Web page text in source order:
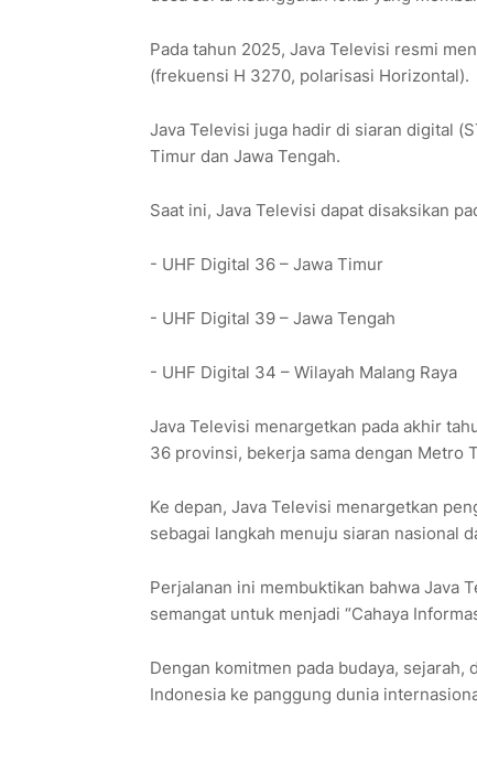
Pada tahun 2025, Java Televisi resmi
(frekuensi H 3270, polarisasi Horizontal).
Java Televisi juga hadir di siaran digital
Timur dan Jawa Tengah.
Saat ini, Java Televisi dapat disaksikan
- UHF Digital 36 – Jawa Timur
- UHF Digital 39 – Jawa Tengah
- UHF Digital 34 – Wilayah Malang Raya
Java Televisi menargetkan pada akhir
36 provinsi, bekerja sama dengan Metro
Ke depan, Java Televisi menargetkan
sebagai langkah menuju siaran nasional
Perjalanan ini membuktikan bahwa Java
semangat untuk menjadi “Cahaya
Dengan komitmen pada budaya,
Indonesia ke panggung dunia